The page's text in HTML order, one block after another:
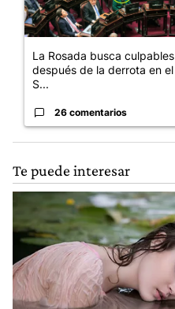
La Rosada busca culpables
después de la derrota en el
S...
26 comentarios